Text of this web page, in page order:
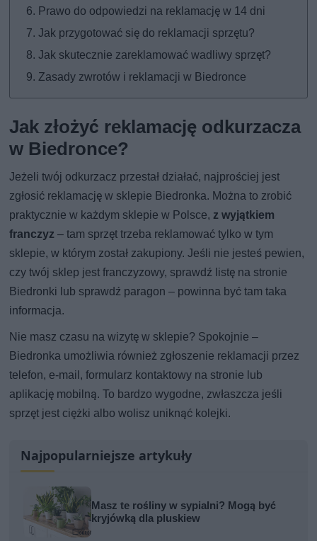
Prawo do odpowiedzi na reklamację w 14 dni
Jak przygotować się do reklamacji sprzętu?
Jak skutecznie zareklamować wadliwy sprzęt?
Zasady zwrotów i reklamacji w Biedronce
Jak złożyć reklamację odkurzacza
w Biedronce?
Jeżeli twój odkurzacz przestał działać, najprościej jest
zgłosić reklamację w sklepie Biedronka. Można to zrobić
praktycznie w każdym sklepie w Polsce, z wyjątkiem
franczyz – tam sprzęt trzeba reklamować tylko w tym
sklepie, w którym został zakupiony. Jeśli nie jesteś pewien,
czy twój sklep jest franczyzowy, sprawdź listę na stronie
Biedronki lub sprawdź paragon – powinna być tam taka
informacja.
Nie masz czasu na wizytę w sklepie? Spokojnie –
Biedronka umożliwia również zgłoszenie reklamacji przez
telefon, e-mail, formularz kontaktowy na stronie lub
aplikację mobilną. To bardzo wygodne, zwłaszcza jeśli
sprzęt jest ciężki albo wolisz uniknąć kolejki.
Najpopularniejsze artykuły
Masz te rośliny w sypialni? Mogą być
kryjówką dla pluskiew